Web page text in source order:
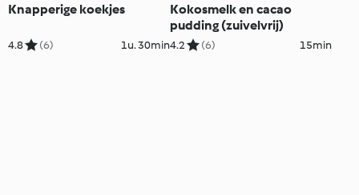
Knapperige koekjes
4.8 (6) 1u. 30min
Kokosmelk en cacao
pudding (zuivelvrij)
4.2 (6) 15min